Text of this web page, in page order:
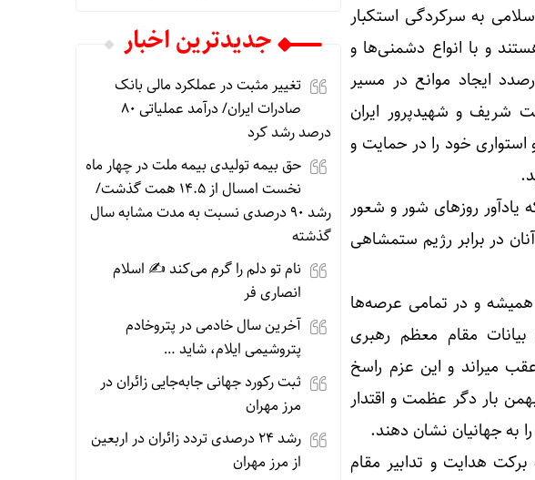
به سرکردگی استکبار
و با انواع دشمنی‌ها و
ایجاد موانع در مسیر
شریف و شهیدپرور ایران
در راهپیمایی ۲۲ بهمن، پایداری و استواری خود را در حمایت و
یادآور روزهای شور و شعور
در برابر رژیم ستمشاهی
همیشه و در تمامی عرصه‌ها
مقام معظم رهبری
میراند و این عزم راسخ
غلط آنان را بر هم می‌زند»، حضور پر شور خود در راهپیمایی ۲۲ بهمن بار دگر عظمت و اقتدار
به جهانیان نشان دهند.
هدایت و تدابیر مقام
جديدترين اخبار
تغییر مثبت در عملکرد مالی بانک
صادرات ایران/ درآمد عملیاتی ۸۰
درصد رشد کرد
حق بیمه تولیدی بیمه ملت در چهار ماه
نخست امسال از ۱۴.۵ همت گذشت/
رشد ۹۰ درصدی نسبت به مدت مشابه سال
گذشته
نام تو دلم را گرم می‌کند ✍️ اسلام
انصاری فر
آخرین سال خادمی در پتروخادم
پتروشیمی ایلام، شاید …
ثبت رکورد جهانی جابه‌جایی زائران در
مرز مهران
رشد ۲۴ درصدی تردد زائران در اربعین
از مرز مهران